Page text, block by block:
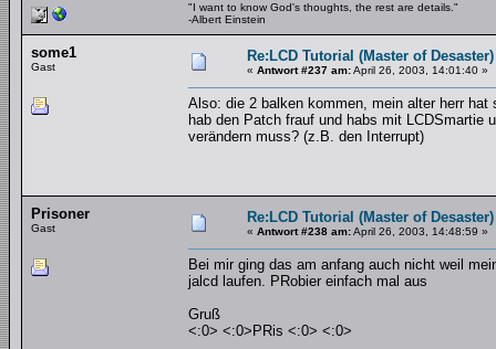
"I want to know God's thoughts, the rest are details."
-Albert Einstein
some1
Gast
Re:LCD Tutorial (Master of Desaster)
« Antwort #237 am:April 26, 2003, 14:01:40 »
Also: die 2 balken kommen, mein alter herr
hab den Patch frauf und habs mit LCDSmartie
verändern muss? (z.B. den Interrupt)
Prisoner
Gast
Re:LCD Tutorial (Master of Desaster)
« Antwort #238 am:April 26, 2003, 14:48:59 »
Bei mir ging das am anfang auch nicht weil
jalcd laufen. PRobier einfach mal aus
Gruß
<:0> <:0>PRis <:0> <:0>